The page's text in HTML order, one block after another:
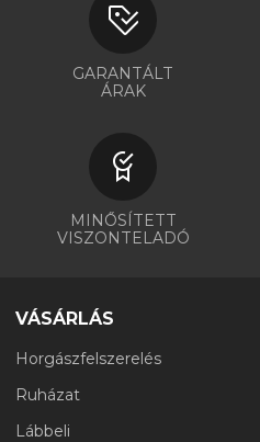
GARANTÁLT
ÁRAK
MINŐSÍTETT
VISZONTELADÓ
VÁSÁRLÁS
Horgászfelszerelés
Ruházat
Lábbeli